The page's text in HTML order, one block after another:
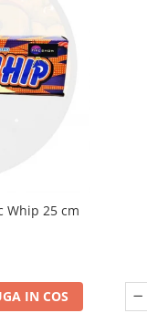
Whip 25 cm
IN COS